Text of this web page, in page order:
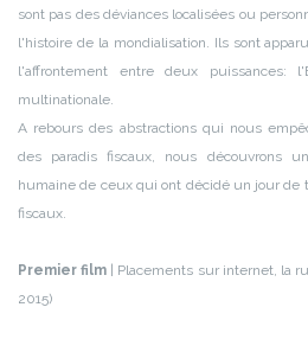
sont pas des déviances localisées ou
l'histoire de la mondialisation. Ils sont
l'affrontement entre deux puissances:
multinationale.
A rebours des abstractions qui nous
des paradis fiscaux, nous découvrons
humaine de ceux qui ont décidé un jour de
fiscaux.
Premier film | Placements sur internet, la
2015)